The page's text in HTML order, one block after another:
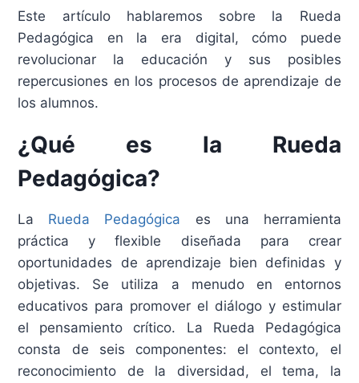
Este artículo hablaremos sobre la Rueda
Pedagógica en la era digital, cómo puede
revolucionar la educación y sus posibles
repercusiones en los procesos de aprendizaje de
los alumnos.
¿Qué es la Rueda
Pedagógica?
La Rueda Pedagógica es una herramienta
práctica y flexible diseñada para crear
oportunidades de aprendizaje bien definidas y
objetivas. Se utiliza a menudo en entornos
educativos para promover el diálogo y estimular
el pensamiento crítico. La Rueda Pedagógica
consta de seis componentes: el contexto, el
reconocimiento de la diversidad, el tema, la